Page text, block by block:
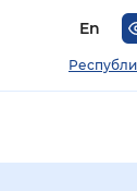
En